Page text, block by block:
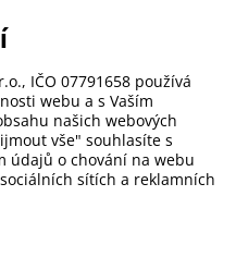
IČO 07791658 používá
webu a s Vaším
našich webových
vše" souhlasíte s
údajů o chování na webu
sítích a reklamních